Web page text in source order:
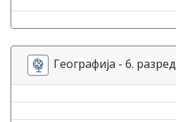
Географија - 6. разред